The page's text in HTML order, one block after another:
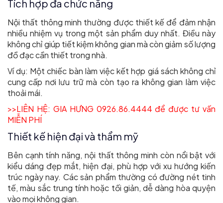
Tích hợp đa chức năng
Nội thất thông minh thường được thiết kế để đảm nhận
nhiều nhiệm vụ trong một sản phẩm duy nhất. Điều này
không chỉ giúp tiết kiệm không gian mà còn giảm số lượng
đồ đạc cần thiết trong nhà.
Ví dụ: Một chiếc bàn làm việc kết hợp giá sách không chỉ
cung cấp nơi lưu trữ mà còn tạo ra không gian làm việc
thoải mái.
>>LIÊN HỆ: GIA HƯNG 0926.86.4444 để được tư vấn
MIỄN PHÍ
Thiết kế hiện đại và thẩm mỹ
Bên cạnh tính năng, nội thất thông minh còn nổi bật với
kiểu dáng đẹp mắt, hiện đại, phù hợp với xu hướng kiến
trúc ngày nay. Các sản phẩm thường có đường nét tinh
tế, màu sắc trung tính hoặc tối giản, dễ dàng hòa quyện
vào mọi không gian.